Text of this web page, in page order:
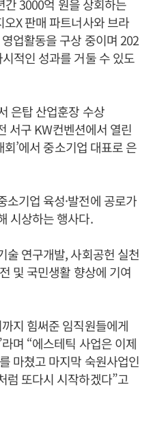
3000억 원을 상회하는
X 판매 파트너사와 브라
업활동을 구상 중이며 202
적인 성과를 거둘 수 있도
은탑 산업훈장 수상
서구 KW컨벤션에서 열린
’에서 중소기업 대표로 은
기업 육성·발전에 공로가
시상하는 행사다.
술 연구개발, 사회공헌 실천
및 국민생활 향상에 기여
지 힘써준 임직원들에게
며 “에스테틱 사업은 이제
마쳤고 마지막 숙원사업인
럼 또다시 시작하겠다”고